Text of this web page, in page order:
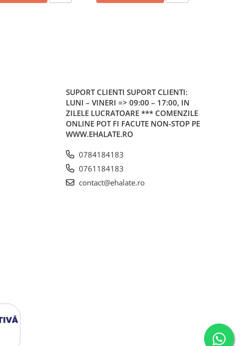
SUPORT CLIENTI SUPORT CLIENTI:
LUNI – VINERI => 09:00 – 17:00, IN
ZILELE LUCRATOARE *** COMENZILE
ONLINE POT FI FACUTE NON-STOP PE
WWW.EHALATE.RO
0784184183
0761184183
contact@ehalate.ro